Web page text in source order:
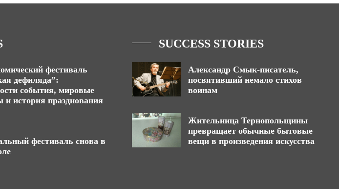
фестиваль
дефиляда”:
события, мировые
и история празднования
фестиваль снова в
SUCCESS STORIES
Александр Смык-писатель,
посвятивший немало стихов
воинам
Жительница Тернопольщины
превращает обычные бытовые
вещи в произведения искусства